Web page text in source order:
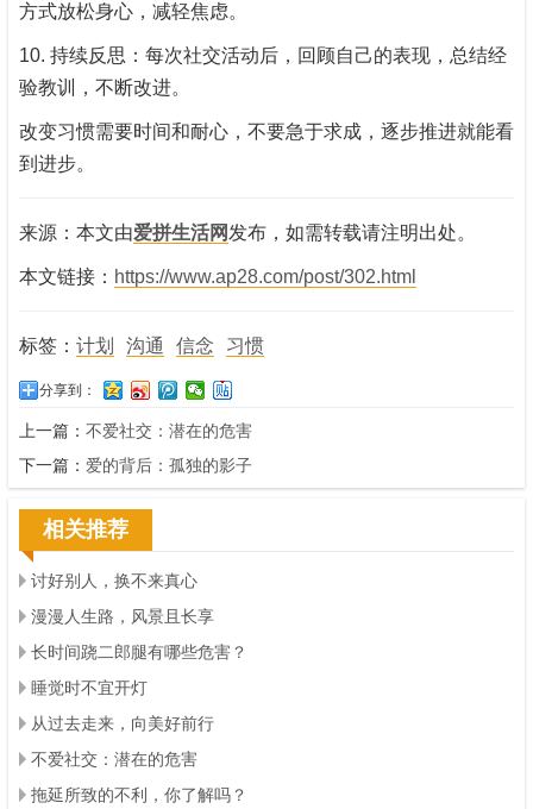
方式放松身心，减轻焦虑。
10. 持续反思：每次社交活动后，回顾自己的表现，总结经
验教训，不断改进。
改变习惯需要时间和耐心，不要急于求成，逐步推进就能看
到进步。
来源：本文由爱拼生活网 发布，如需转载请注明出处。
本文链接： https://www.ap28.com/post/302.html
标签： 计划 沟通 信念 习惯
分享到：
上一篇： 不爱社交：潜在的危害
下一篇： 爱的背后：孤独的影子
相关推荐
讨好别人，换不来真心
漫漫人生路，风景且长享
长时间跷二郎腿有哪些危害？
睡觉时不宜开灯
从过去走来，向美好前行
不爱社交：潜在的危害
拖延所致的不利，你了解吗？